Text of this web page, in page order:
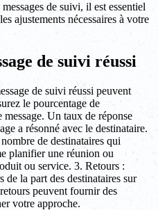
de suivi, il est essentiel
ajustements nécessaires à votre
de suivi réussi
de suivi réussi peuvent
le pourcentage de
Un taux de réponse
a résonné avec le destinataire.
de destinataires qui
planifier une réunion ou
ou service. 3. Retours :
de la part des destinataires sur
peuvent fournir des
votre approche.